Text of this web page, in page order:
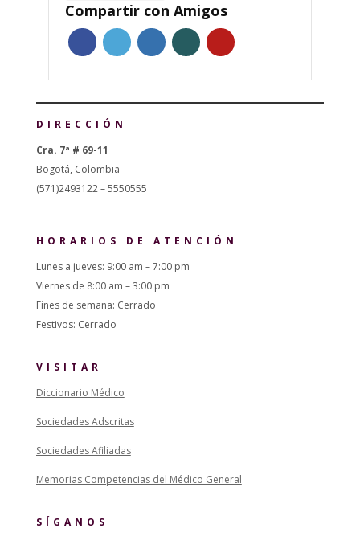
Compartir con Amigos
DIRECCIÓN
Cra. 7ª # 69-11
Bogotá, Colombia
(571)2493122 – 5550555
HORARIOS DE ATENCIÓN
Lunes a jueves: 9:00 am – 7:00 pm
Viernes de 8:00 am – 3:00 pm
Fines de semana: Cerrado
Festivos: Cerrado
VISITAR
Diccionario Médico
Sociedades Adscritas
Sociedades Afiliadas
Memorias Competencias del Médico General
SÍGANOS